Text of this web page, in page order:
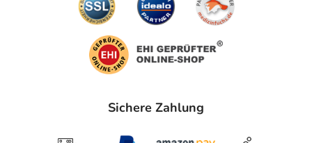
Sichere Zahlung